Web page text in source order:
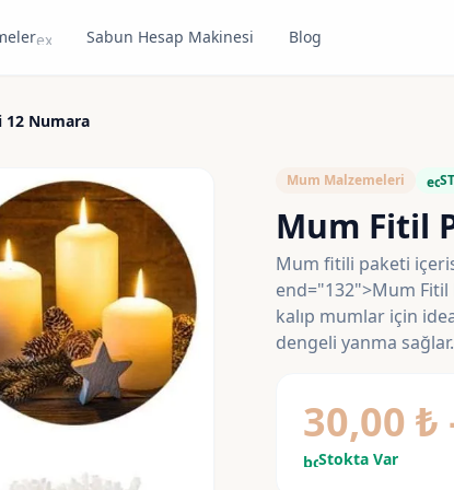
expand_moreSabun Hesap Makinesi Blog
Numara
Mum Malzemeleri eco
Mum Fitil
Mum fitili paketi
end="132">Mum Fitil
kalıp mumlar için
dengeli yanma
30,00 ₺
boltStokta Var